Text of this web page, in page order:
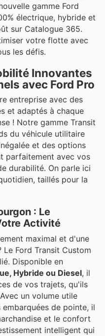
gamme Ford
électrique, hybride et
sur Catalogue 365.
votre flotte avec
les défis.
Innovantes
avec Ford Pro
entreprise avec des
et adaptés à chaque
! Notre gamme Transit
du véhicule utilitaire
et des options
parfaitement avec vos
durabilité. On parle ici
taillés pour la
: Le
Activité
maximal et d'une
Ford Transit Custom
Disponible en
Hybride ou Diesel, il
de vos trajets, qu'ils
un volume utile
de pointe, il
et le confort
intelligent qui